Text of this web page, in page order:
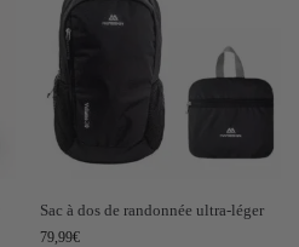
Sac à dos de randonnée ultra-léger
79,99€